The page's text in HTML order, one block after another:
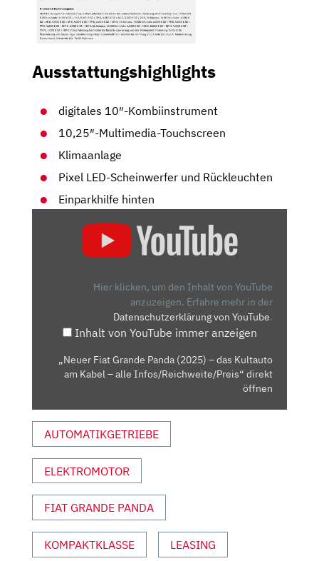
Ausstattungshighlights
digitales 10″-Kombiinstrument
10,25″-Multimedia-Touchscreen
Klimaanlage
Pixel LED-Scheinwerfer und Rückleuchten
Einparkhilfe hinten
KULTAUTO
KABEL
INFOS/REICHWEITE/PREIS“
VON
YOUTUBE
ANZEIGEN
Hier klicken, um den Inhalt von YouTube
anzuzeigen. Erfahre mehr in der
Datenschutzerklärung von YouTube.
Inhalt von YouTube immer anzeigen
„Neuer Fiat Grande Panda (2025) – das Kultauto
am Kabel – alle Infos/Reichweite/Preis“ direkt
öffnen
AUTOMATIKGETRIEBE
ELEKTROMOTOR
FIAT GRANDE PANDA
KOMPAKTKLASSE LEASING